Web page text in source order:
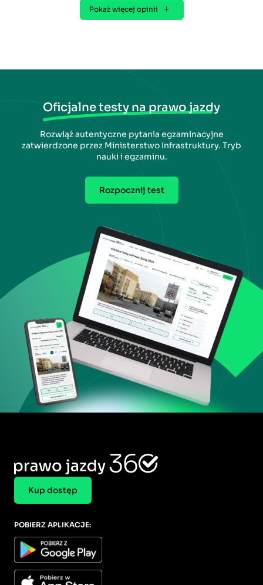
Pokaż więcej opinii
Oficjalne testy na prawo jazdy
Rozwiąż autentyczne pytania egzaminacyjne
zatwierdzone przez Ministerstwo Infrastruktury. Tryb
nauki i egzaminu.
Rozpocznij test
Kup dostęp
POBIERZ APLIKACJE: